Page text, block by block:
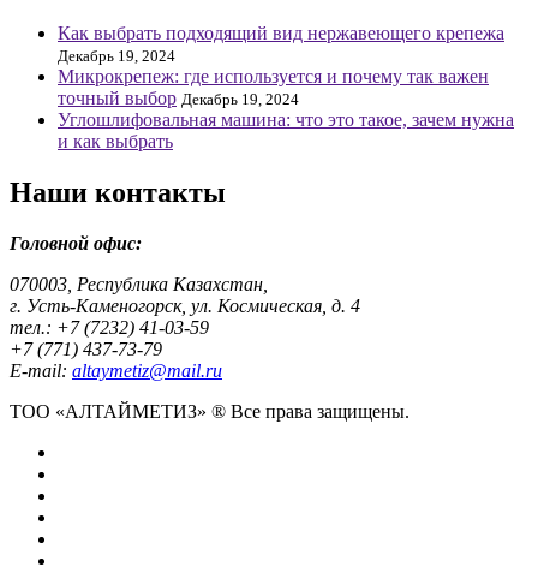
Как выбрать подходящий вид нержавеющего крепежа
Декабрь 19, 2024
Микрокрепеж: где используется и почему так важен
точный выбор Декабрь 19, 2024
Углошлифовальная машина: что это такое, зачем нужна
и как выбрать
Наши контакты
Головной офис:
070003, Республика Казахстан,
г. Усть-Каменогорск, ул. Космическая, д. 4
тел.: +7 (7232) 41-03-59
+7 (771) 437-73-79
E-mail: altaymetiz@mail.ru
ТОО «АЛТАЙМЕТИЗ» ® Все права защищены.